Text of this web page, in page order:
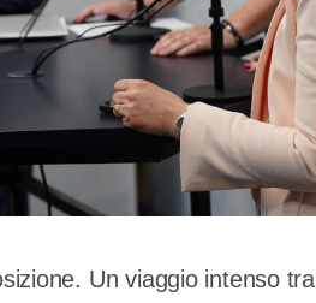
Un viaggio intenso tra